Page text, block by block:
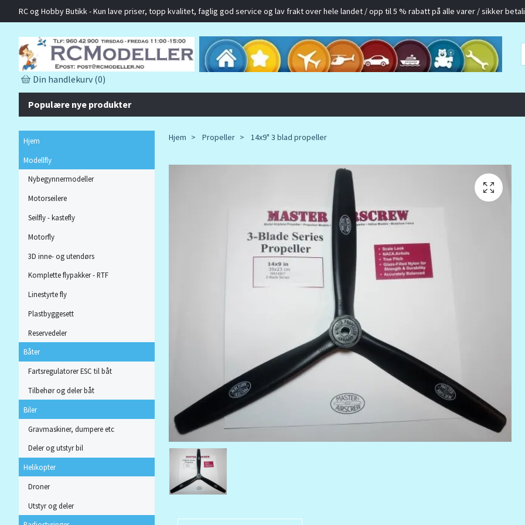
RC og Hobby Butikk - Kun lave priser, topp kvalitet, faglig god service og lav frakt over hele landet / opp til 5 % rabatt på alle varer / sikker
Din handlekurv (0)
Populære nye produkter
Hjem
Modellfly
Nybegynnermodeller
Motorseilere
Seilfly - kastefly
Motorfly
3D inne- og utendørs
Komplette flypakker - RTF
Linestyrte fly
Plastbyggesett
Reservedeler
Båter
Fartsregulatorer ESC til båt
Tilbehør og deler båt
Biler
Gravmaskiner, dumpere etc
Deler og utstyr bil
Helikopter
Droner
Utstyr og deler
Hjem Propeller 14x9" 3 blad propeller